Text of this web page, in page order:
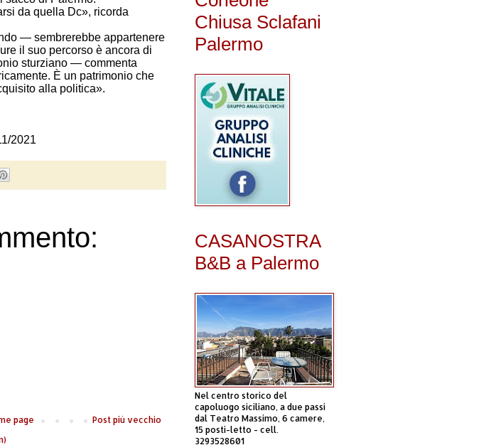
da quella Dc», ricorda
— sembrerebbe appartenere
il suo percorso è ancora di
sturziano — commenta
È un patrimonio che
alla politica».
2021
Post più vecchio
page
Chiusa Sclafani
Palermo
CASANOSTRA
B&B a Palermo
Nel centro storico del
capoluogo siciliano, a due passi
dal Teatro Massimo, 6 camere,
15 posti-letto - cell.
3293528601